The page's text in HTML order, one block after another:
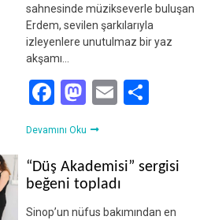
sahnesinde müzikseverle buluşan
Erdem, sevilen şarkılarıyla
izleyenlere unutulmaz bir yaz
akşamı…
Facebook
Mastodon
Email
Devamını Oku
“Düş Akademisi” sergisi
beğeni topladı
Sinop’un nüfus bakımından en